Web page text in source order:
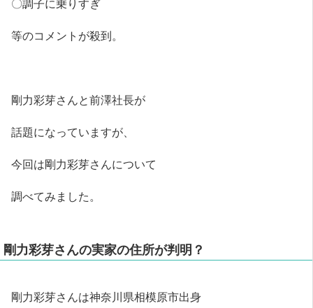
等のコメントが殺到。
剛力彩芽さんと前澤社長が
話題になっていますが、
今回は剛力彩芽さんについて
調べてみました。
剛力彩芽さんの実家の住所が判明？
剛力彩芽さんは神奈川県相模原市出身